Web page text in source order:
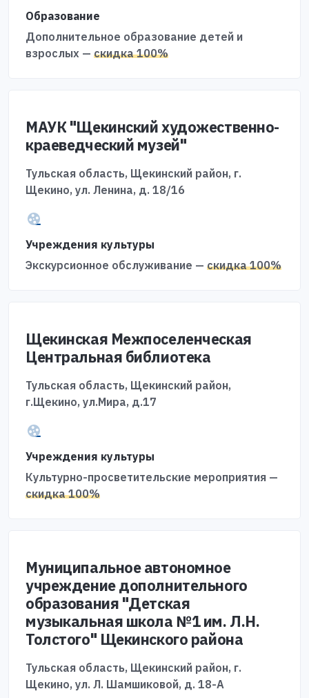
Образование
Дополнительное образование детей и
взрослых — скидка 100%
МАУК "Щекинский художественно-
краеведческий музей"
Тульская область, Щекинский район, г.
Щекино, ул. Ленина, д. 18/16
Учреждения культуры
Экскурсионное обслуживание — скидка 100%
Щекинская Межпоселенческая
Центральная библиотека
Тульская область, Щекинский район,
г.Щекино, ул.Мира, д.17
Учреждения культуры
Культурно-просветительские мероприятия —
скидка 100%
Муниципальное автономное
учреждение дополнительного
образования "Детская
музыкальная школа №1 им. Л.Н.
Толстого" Щекинского района
Тульская область, Щекинский район, г.
Щекино, ул. Л. Шамшиковой, д. 18-А